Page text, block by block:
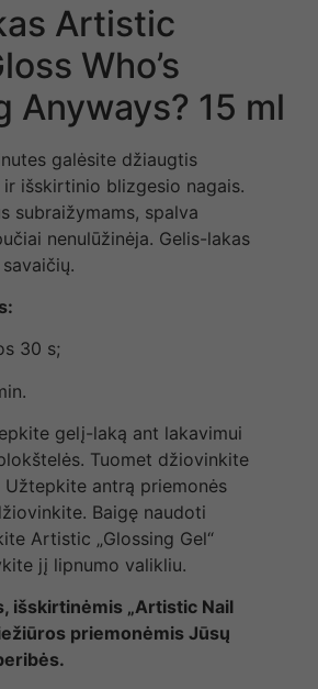
Artistic
Who’s
Anyways? 15 ml
galėsite džiaugtis
išskirtinio blizgesio nagais.
subraižymams, spalva
nenulūžinėja. Gelis-lakas
30 s;
gelį-laką ant lakavimui
Tuomet džiovinkite
Užtepkite antrą priemonės
Baigę naudoti
Artistic „Glossing Gel“
jį lipnumo valikliu.
išskirtinėmis „Artistic Nail
priemonėmis Jūsų